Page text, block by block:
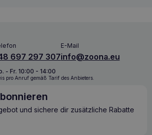
Proteingehalt
Leber zu reduzieren und liefert
Nährstoffe.
: Verringert die
in der Leber und unterstützt die
Leber.
Antioxidantien
: Unterstützen das
des Körpers.
697 297 307
E-Mail
info@zoona.eu
- Fr. 10:00 - 14:00
pro Anruf gemäß Tarif des Anbieters.
und sichere dir zusätzliche Rabatte